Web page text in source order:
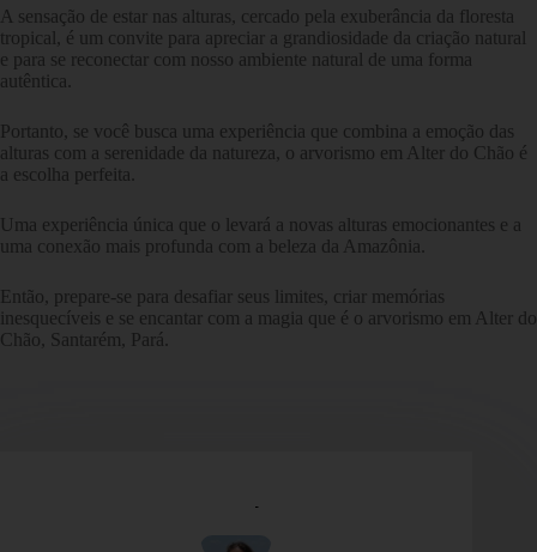
A sensação de estar nas alturas, cercado pela exuberância da floresta
tropical, é um convite para apreciar a grandiosidade da criação natural
e para se reconectar com nosso ambiente natural de uma forma
autêntica.
Portanto, se você busca uma experiência que combina a emoção das
alturas com a serenidade da natureza, o arvorismo em Alter do Chão é
a escolha perfeita.
Uma experiência única que o levará a novas alturas emocionantes e a
uma conexão mais profunda com a beleza da Amazônia.
Então, prepare-se para desafiar seus limites, criar memórias
inesquecíveis e se encantar com a magia que é o arvorismo em Alter do
Chão, Santarém, Pará.